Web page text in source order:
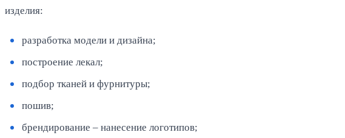
изделия:
разработка модели и дизайна;
построение лекал;
подбор тканей и фурнитуры;
пошив;
брендирование – нанесение логотипов;